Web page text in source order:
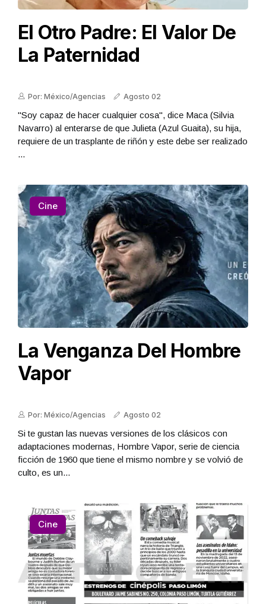
El Otro Padre: El Valor De
La Paternidad
Por: México/Agencias Agosto 02
"Soy capaz de hacer cualquier cosa", dice Maca (Silvia
Navarro) al enterarse de que Julieta (Azul Guaita), su hija,
requiere de un trasplante de riñón y este debe ser realizado
...
Cine
La Venganza Del Hombre
Vapor
Por: México/Agencias Agosto 02
Si te gustan las nuevas versiones de los clásicos con
adaptaciones modernas, Hombre Vapor, serie de ciencia
ficción de 1960 que tiene el mismo nombre y se volvió de
culto, es un...
Cine